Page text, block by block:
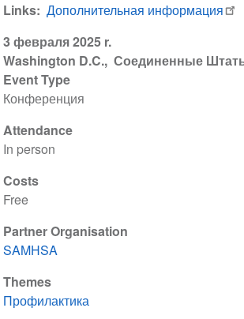
3 февраля 2025 r.
Washington D.C. Соединенные
Event Type
Конференция
Attendance
In person
Costs
Free
Partner Organisation
SAMHSA
Themes
Профилактика
Links Дополнительная информация